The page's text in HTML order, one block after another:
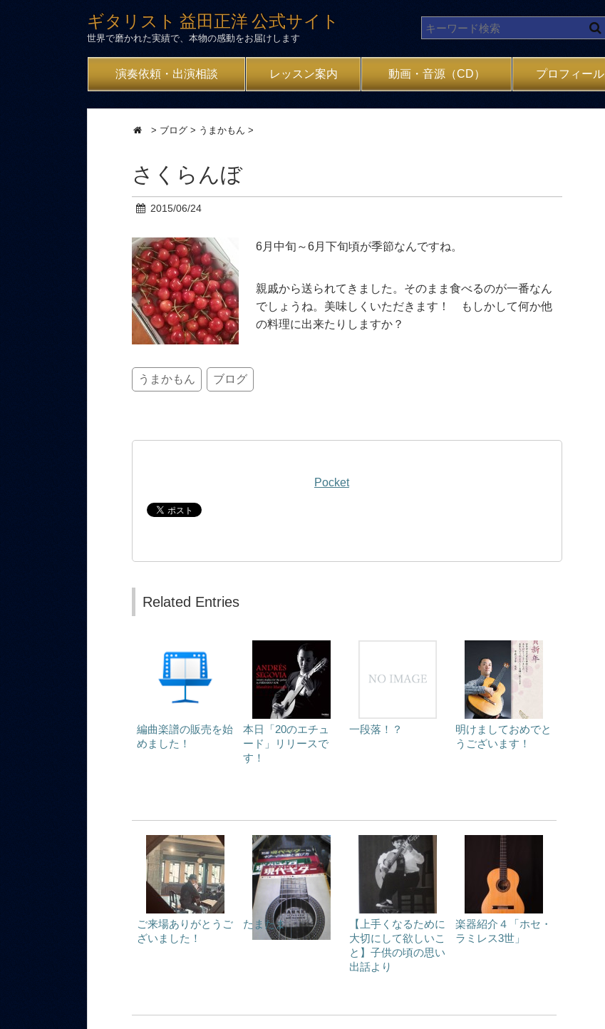
ギタリスト 益田正洋 公式サイト
世界で磨かれた実績で、本物の感動をお届けします
演奏依頼・出演相談 レッスン案内 動画・音源（CD） プロフィール
> ブログ > うまかもん >
さくらんぼ
2015/06/24
6月中旬～6月下旬頃が季節なんですね。
親戚から送られてきました。そのまま食べるのが一番なん
でしょうね。美味しくいただきます！ もしかして何か他
の料理に出来たりしますか？
うまかもん ブログ
Pocket
Related Entries
編曲楽譜の販売を始
めました！
本日「20のエチュ
ード」リリースで
す！
一段落！？
明けましておめでと
うございます！
ご来場ありがとうご
ざいました！
たまたま
【上手くなるために
大切にして欲しいこ
と】子供の頃の思い
出話より
楽器紹介４「ホセ・
ラミレス3世」